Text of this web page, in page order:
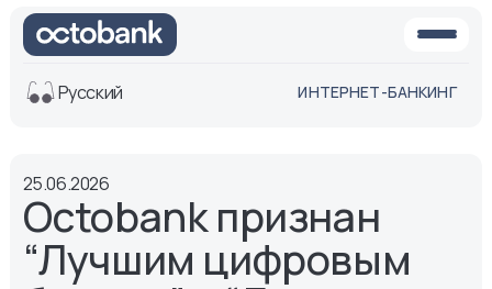
Обычная
версия
белая
версия
Озвучить
Русский ИНТЕРНЕТ-БАНКИНГ
25.06.2026
Octobank признан
“Лучшим цифровым